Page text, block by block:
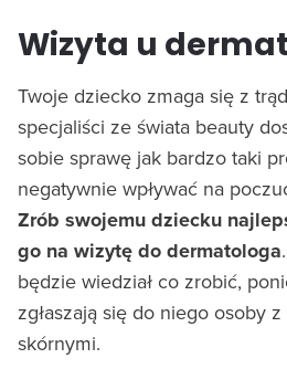
Wizyta u
Twoje dziecko zmaga się z
specjaliści ze świata beauty
sobie sprawę jak bardzo taki
negatywnie wpływać na
Zrób swojemu dziecku
go na wizytę do dermatologa
będzie wiedział co zrobić,
zgłaszają się do niego osoby
skórnymi.